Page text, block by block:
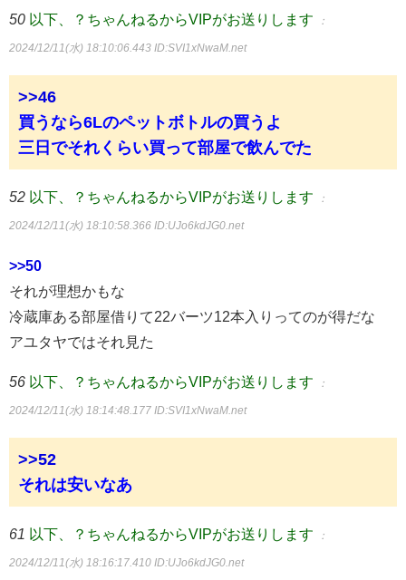
50 以下、？ちゃんねるからVIPがお送りします ：
2024/12/11(水) 18:10:06.443 ID:SVI1xNwaM.net
>>46
買うなら6Lのペットボトルの買うよ
三日でそれくらい買って部屋で飲んでた
52 以下、？ちゃんねるからVIPがお送りします ：
2024/12/11(水) 18:10:58.366 ID:UJo6kdJG0.net
>>50
それが理想かもな
冷蔵庫ある部屋借りて22バーツ12本入りってのが得だな
アユタヤではそれ見た
56 以下、？ちゃんねるからVIPがお送りします ：
2024/12/11(水) 18:14:48.177 ID:SVI1xNwaM.net
>>52
それは安いなあ
61 以下、？ちゃんねるからVIPがお送りします ：
2024/12/11(水) 18:16:17.410 ID:UJo6kdJG0.net